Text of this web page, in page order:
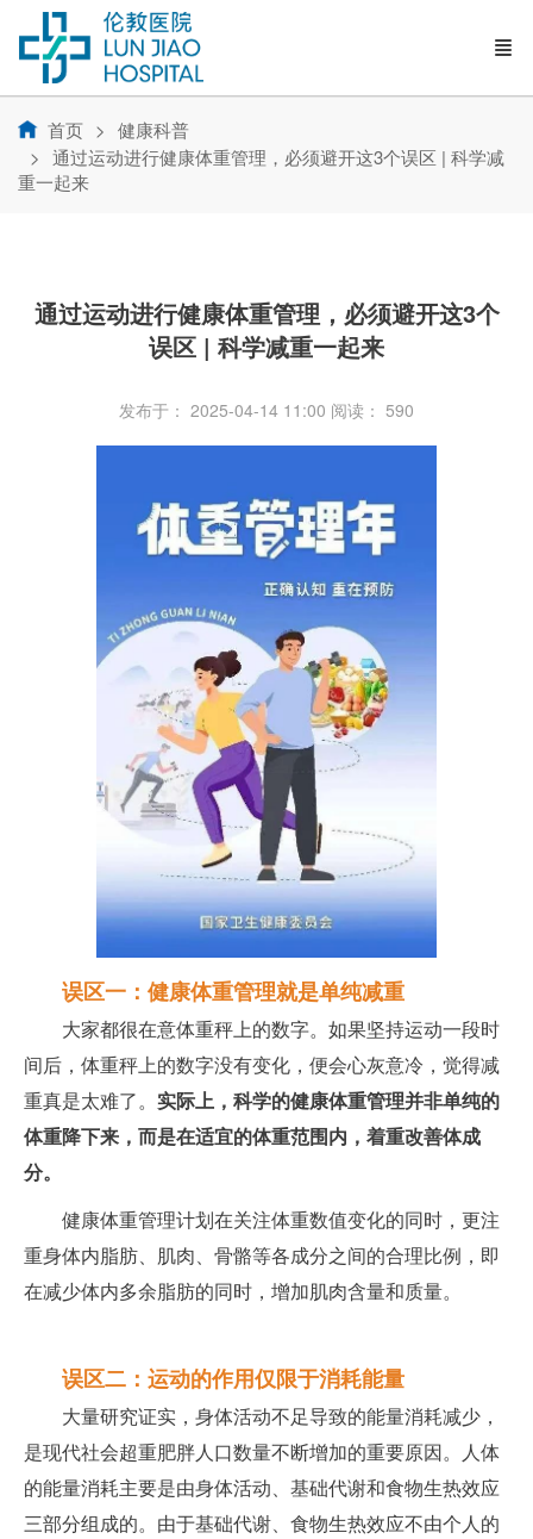
首页
健康科普
通过运动进行健康体重管理，必须避开这3个误区 | 科学减
重一起来
通过运动进行健康体重管理，必须避开这3个
误区 | 科学减重一起来
发布于： 2025-04-14 11:00 阅读： 590
误区一：健康体重管理就是单纯减重
大家都很在意体重秤上的数字。如果坚持运动一段时
间后，体重秤上的数字没有变化，便会心灰意冷，觉得减
重真是太难了。 实际上，科学的健康体重管理并非单纯的
体重降下来，而是在适宜的体重范围内，着重改善体成
分。
健康体重管理计划在关注体重数值变化的同时，更注
重身体内脂肪、肌肉、骨骼等各成分之间的合理比例，即
在减少体内多余脂肪的同时，增加肌肉含量和质量。
误区二：运动的作用仅限于消耗能量
大量研究证实，身体活动不足导致的能量消耗减少，
是现代社会超重肥胖人口数量不断增加的重要原因。人体
的能量消耗主要是由身体活动、基础代谢和食物生热效应
三部分组成的。由于基础代谢、食物生热效应不由个人的